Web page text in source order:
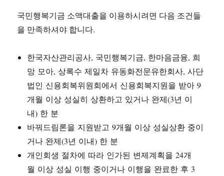
국민행복기금 소액대출을 이용하시려면 다음 조건들
을 만족하셔야 합니다.
한국자산관리공사, 국민행복기금, 한마음금융, 희
망 모아, 상록수 제일차 유동화전문유한회사, 사단
법인 신용회복위원회에서 신용회복지원을 받아 9
개월 이상 성실히 상환하고 있거나 완제(3년 이
내) 한 분
바꿔드림론을 지원받고 9개월 이상 성실상환 중이
거나 완제(3년 이내) 한 분
개인회생 절차에 따라 인가된 변제계획을 24개
월 이상 성실 이행 중이거나 이행을 완료한 후 3